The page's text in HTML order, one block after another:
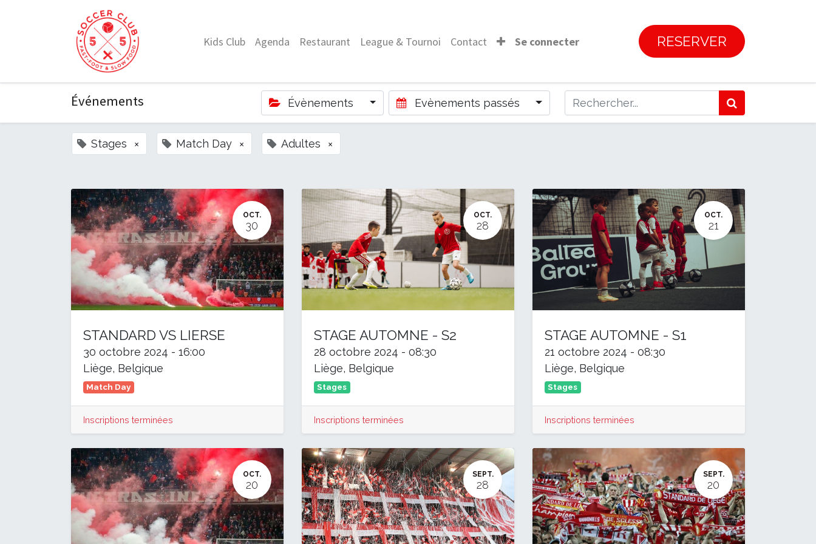
Kids Club Agenda Restaurant League & Tournoi Contact Se connecter RESERVER
Événements Évènements Evènements passés
Stages × Match Day × Adultes ×
OCT.
30
STANDARD VS LIERSE
30 octobre 2024 - 16:00
Liège, Belgique
Match Day
Inscriptions terminées
OCT.
28
STAGE AUTOMNE - S2
28 octobre 2024 - 08:30
Liège, Belgique
Stages
Inscriptions terminées
OCT.
21
STAGE AUTOMNE - S1
21 octobre 2024 - 08:30
Liège, Belgique
Stages
Inscriptions terminées
OCT.
20
SEPT.
28
SEPT.
20